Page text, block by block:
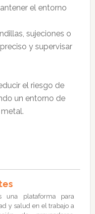
el entorno
sujeciones o
y supervisar
el riesgo de
un entorno de
una plataforma para
y salud en el trabajo a